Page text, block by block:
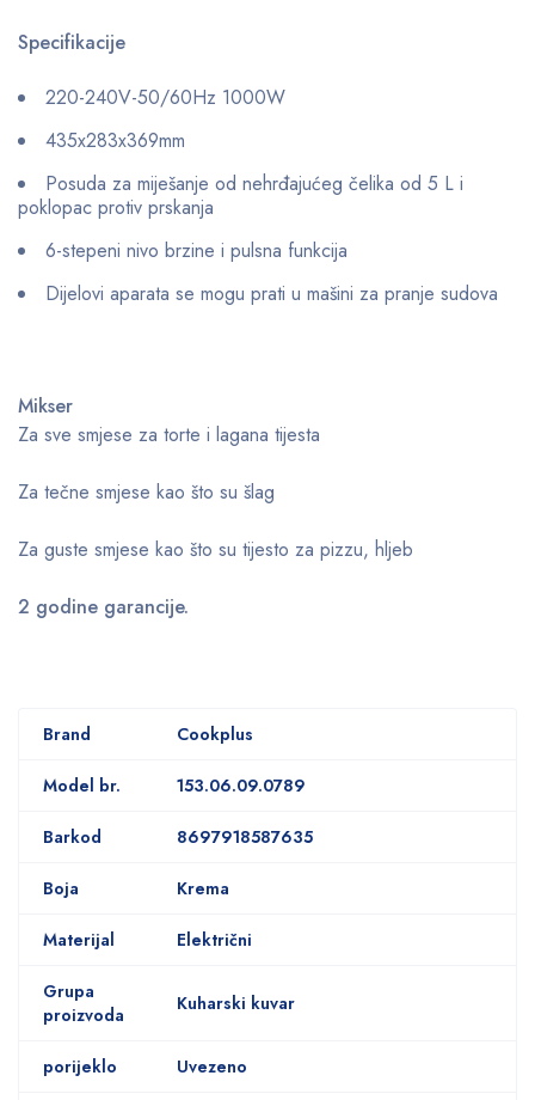
Specifikacije
220-240V-50/60Hz 1000W
435x283x369mm
Posuda za miješanje od nehrđajućeg čelika od 5 L i
poklopac protiv prskanja
6-stepeni nivo brzine i pulsna funkcija
Dijelovi aparata se mogu prati u mašini za pranje sudova
Mikser
Za sve smjese za torte i lagana tijesta
Za tečne smjese kao što su šlag
Za guste smjese kao što su tijesto za pizzu, hljeb
2 godine garancije.
Brand Cookplus
Model br. 153.06.09.0789
Barkod 8697918587635
Boja Krema
Materijal Električni
Grupa
proizvoda
Kuharski kuvar
porijeklo Uvezeno